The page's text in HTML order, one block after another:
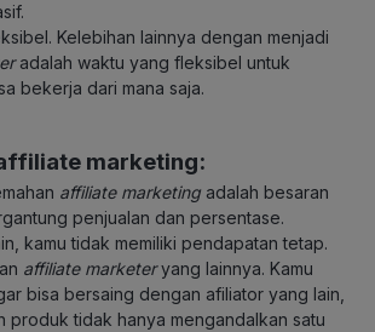
Kelebihan lainnya dengan menjadi
adalah waktu yang fleksibel untuk
bekerja dari mana saja.
marketing:
affiliate marketing adalah besaran
penjualan dan persentase.
kamu tidak memiliki pendapatan tetap.
affiliate marketeryang lainnya. Kamu
bisa bersaing dengan afiliator yang lain,
produk tidak hanya mengandalkan satu